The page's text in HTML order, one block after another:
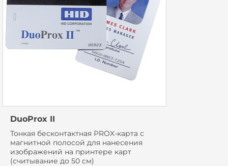
DuoProx II
Тонкая бесконтактная PROX-карта с
магнитной полосой для нанесения
изображений на принтере карт
(считывание до 50 см)